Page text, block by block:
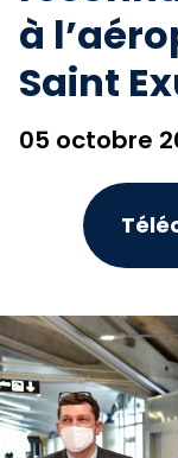
à
Saint
05 octobre